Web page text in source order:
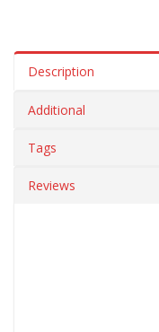
Description
Additional
Tags
Reviews